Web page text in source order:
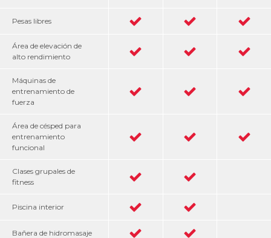
Pesas libres
Área de elevación de
alto rendimiento
Máquinas de
entrenamiento de
fuerza
Área de césped para
entrenamiento
funcional
Clases grupales de
fitness
Piscina interior
Bañera de hidromasaje